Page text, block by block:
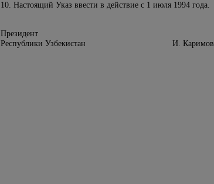
10. Настоящий Указ ввести в действие с 1 июля 1994 года.
Президент
Республики Узбекистан И. Каримов